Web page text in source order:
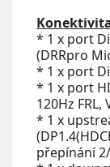
* 1 x port
(DRRpro
* 1 x port
* 1 x port
120Hz
* 1 x
přepínání